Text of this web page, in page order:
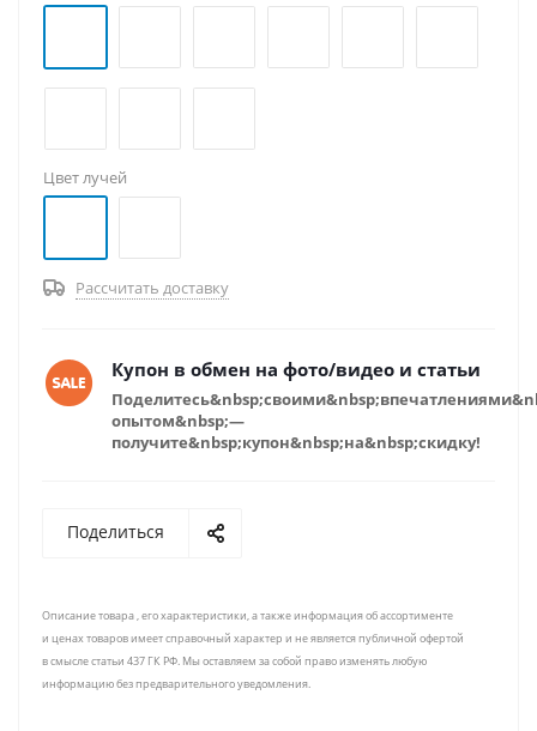
Цвет лучей
Рассчитать доставку
Купон в обмен на фото/видео и статьи
опытом&nbsp;—
получите&nbsp;купон&nbsp;на&nbsp;скидку!
Поделиться
Описание товара , его характеристики, а также информация об ассортименте
и ценах товаров имеет справочный характер и не является публичной офертой
в смысле статьи 437 ГК РФ. Мы оставляем за собой право изменять любую
информацию без предварительного уведомления.